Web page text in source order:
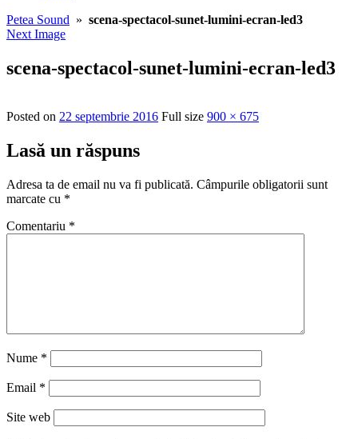
Petea Sound » scena-spectacol-sunet-lumini-ecran-led3
Next Image
scena-spectacol-sunet-lumini-ecran-led3
Posted on 22 septembrie 2016 Full size 900 × 675
Lasă un răspuns
Adresa ta de email nu va fi publicată. Câmpurile obligatorii sunt
marcate cu *
Comentariu *
Nume *
Email *
Site web